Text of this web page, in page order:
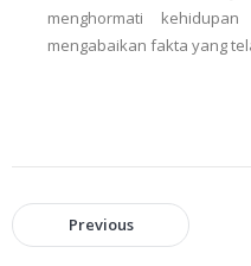
menghormati
mengabaikan fakta yang
Previous